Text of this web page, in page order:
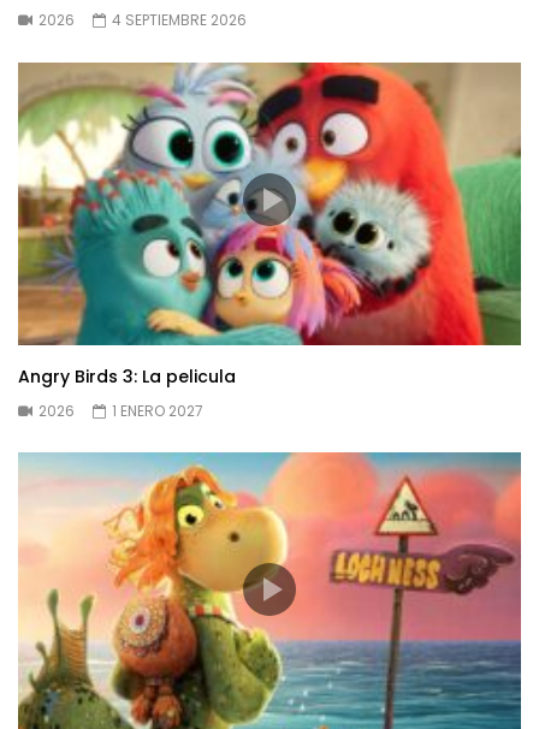
2026 4 SEPTIEMBRE 2026
Angry Birds 3: La pelicula
2026 1 ENERO 2027